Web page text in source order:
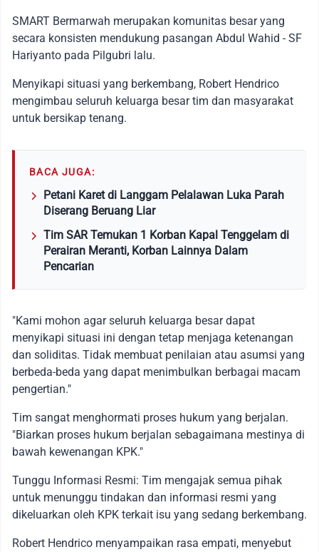
SMART Bermarwah merupakan komunitas besar yang
secara konsisten mendukung pasangan Abdul Wahid - SF
Hariyanto pada Pilgubri lalu.
Menyikapi situasi yang berkembang, Robert Hendrico
mengimbau seluruh keluarga besar tim dan masyarakat
untuk bersikap tenang.
BACA JUGA:
Petani Karet di Langgam Pelalawan Luka Parah
Diserang Beruang Liar
Tim SAR Temukan 1 Korban Kapal Tenggelam di
Perairan Meranti, Korban Lainnya Dalam
Pencarian
"Kami mohon agar seluruh keluarga besar dapat
menyikapi situasi ini dengan tetap menjaga ketenangan
dan soliditas. Tidak membuat penilaian atau asumsi yang
berbeda-beda yang dapat menimbulkan berbagai macam
pengertian."
Tim sangat menghormati proses hukum yang berjalan.
"Biarkan proses hukum berjalan sebagaimana mestinya di
bawah kewenangan KPK."
Tunggu Informasi Resmi: Tim mengajak semua pihak
untuk menunggu tindakan dan informasi resmi yang
dikeluarkan oleh KPK terkait isu yang sedang berkembang.
Robert Hendrico menyampaikan rasa empati, menyebut